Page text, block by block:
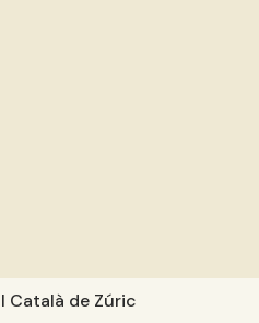
Català de Zúric